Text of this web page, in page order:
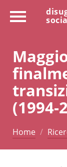
(1994-
Home